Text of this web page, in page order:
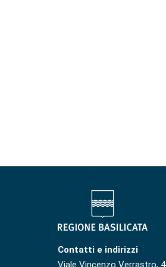
Contatti e indirizzi
Viale Vincenzo Verrastro, 4